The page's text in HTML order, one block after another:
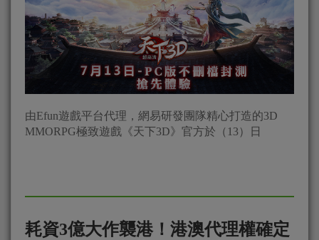
由Efun遊戲平台代理，網易研發團隊精心打造的3D
MMORPG極致遊戲《天下3D》官方於（13）日
耗資3億大作襲港！港澳代理權確定